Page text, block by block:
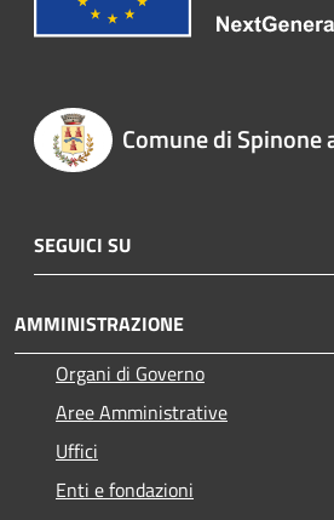
Comune di Spinone
SEGUICI SU
AMMINISTRAZIONE
Organi di Governo
Aree Amministrative
Uffici
Enti e fondazioni